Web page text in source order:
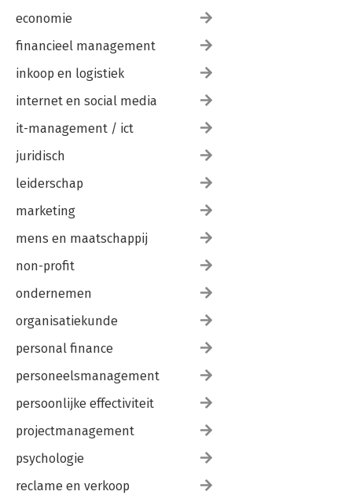
economie
financieel management
inkoop en logistiek
internet en social media
it-management / ict
juridisch
leiderschap
marketing
mens en maatschappij
non-profit
ondernemen
organisatiekunde
personal finance
personeelsmanagement
persoonlijke effectiviteit
projectmanagement
psychologie
reclame en verkoop